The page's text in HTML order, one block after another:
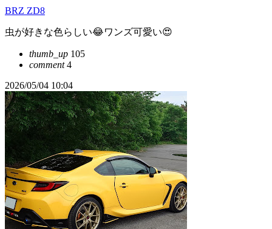
BRZ ZD8
虫が好きな色らしい😂ワンズ可愛い😍
thumb_up 105
comment4
2026/05/04 10:04